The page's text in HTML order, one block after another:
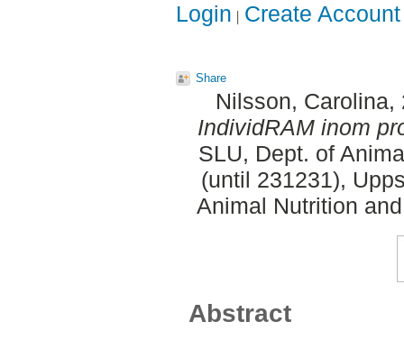
Login Create Account
Share
Nilsson, Carolina,
IndividRAM inom
SLU, Dept. of
(until 231231),
Animal Nutrition
Abstract